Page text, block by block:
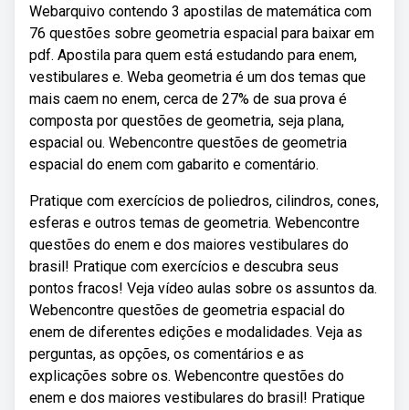
Webarquivo contendo 3 apostilas de matemática com
76 questões sobre geometria espacial para baixar em
pdf. Apostila para quem está estudando para enem,
vestibulares e. Weba geometria é um dos temas que
mais caem no enem, cerca de 27% de sua prova é
composta por questões de geometria, seja plana,
espacial ou. Webencontre questões de geometria
espacial do enem com gabarito e comentário.
Pratique com exercícios de poliedros, cilindros, cones,
esferas e outros temas de geometria. Webencontre
questões do enem e dos maiores vestibulares do
brasil! Pratique com exercícios e descubra seus
pontos fracos! Veja vídeo aulas sobre os assuntos da.
Webencontre questões de geometria espacial do
enem de diferentes edições e modalidades. Veja as
perguntas, as opções, os comentários e as
explicações sobre os. Webencontre questões do
enem e dos maiores vestibulares do brasil! Pratique